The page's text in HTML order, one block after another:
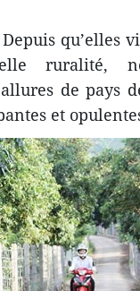
qu’elles
ruralité,
de pays
et